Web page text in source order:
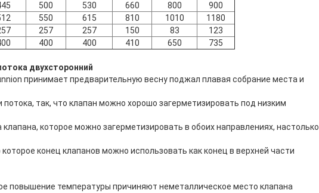
500 530 660 800
900
550 615 810 1010
1180
257 257 150 83
123
400 400 410 650
735
двухсторонний
принимает предварительную весну поджал плавая собрание места и
так, что клапан можно хорошо загерметизировать под низким
которое можно загерметизировать в обоих направлениях, настолько
конец клапанов можно использовать как конец в верхней части
повышение температуры причиняют неметаллическое место клапана